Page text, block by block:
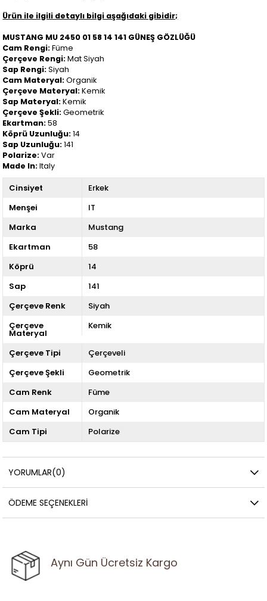
Ürün ile ilgili detaylı bilgi aşağıdaki gibidir;
MUSTANG MU 2450 01 58 14 141 GÜNEŞ GÖZLÜĞÜ
Cam Rengi:Füme
Çerçeve Rengi:Mat Siyah
Sap Rengi:Siyah
Cam Materyal:Organik
Çerçeve Materyal:Kemik
Sap Materyal:Kemik
Çerçeve Şekli:Geometrik
Ekartman:58
Köprü Uzunluğu:14
Sap Uzunluğu:141
Polarize:Var
Made In:Italy
Cinsiyet
Erkek
Menşei
IT
Marka
Mustang
Ekartman
58
Köprü
14
Sap
141
Çerçeve Renk
Siyah
Çerçeve
Materyal
Kemik
Çerçeve Tipi
Çerçeveli
Çerçeve Şekli
Geometrik
Cam Renk
Füme
Cam Materyal
Organik
Cam Tipi
Polarize
YORUMLAR(0)
ÖDEME SEÇENEKLERI
Aynı Gün Ücretsiz Kargo